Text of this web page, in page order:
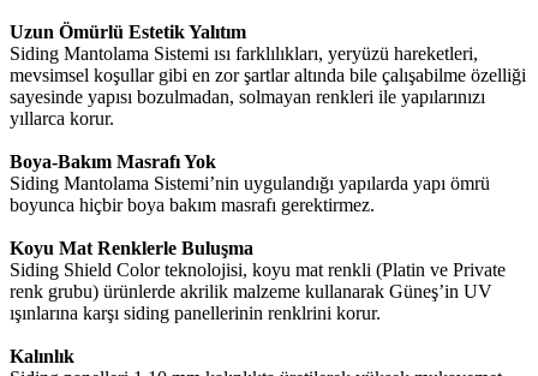
Uzun Ömürlü Estetik Yalıtım
Siding Mantolama Sistemi ısı farklılıkları, yeryüzü hareketleri,
mevsimsel koşullar gibi en zor şartlar altında bile çalışabilme özelliği
sayesinde yapısı bozulmadan, solmayan renkleri ile yapılarınızı
yıllarca korur.
Boya-Bakım Masrafı Yok
Siding Mantolama Sistemi’nin uygulandığı yapılarda yapı ömrü
boyunca hiçbir boya bakım masrafı gerektirmez.
Koyu Mat Renklerle Buluşma
Siding Shield Color teknolojisi, koyu mat renkli (Platin ve Private
renk grubu) ürünlerde akrilik malzeme kullanarak Güneş’in UV
ışınlarına karşı siding panellerinin renklrini korur.
Kalınlık